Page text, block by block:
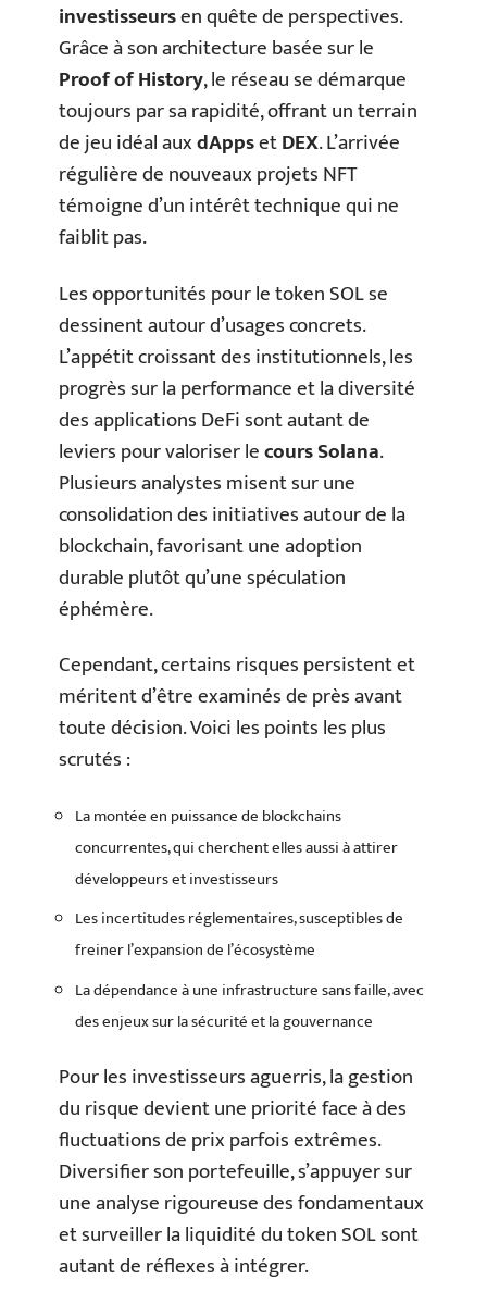
investisseursen quête de perspectives.
Grâce à son architecture basée sur le
Proof of History, le réseau se démarque
toujours par sa rapidité, offrant un terrain
de jeu idéal auxdAppsetDEX. L’arrivée
régulière de nouveaux projets NFT
témoigne d’un intérêt technique qui ne
faiblit pas.
Les opportunités pour le token SOL se
dessinent autour d’usages concrets.
L’appétit croissant des institutionnels, les
progrès sur la performance et la diversité
des applications DeFi sont autant de
leviers pour valoriser lecours Solana.
Plusieurs analystes misent sur une
consolidation des initiatives autour de la
blockchain, favorisant une adoption
durable plutôt qu’une spéculation
éphémère.
Cependant, certains risques persistent et
méritent d’être examinés de près avant
toute décision. Voici les points les plus
scrutés :
La montée en puissance de blockchains
concurrentes, qui cherchent elles aussi à attirer
développeurs et investisseurs
Les incertitudes réglementaires, susceptibles de
freiner l’expansion de l’écosystème
La dépendance à une infrastructure sans faille, avec
des enjeux sur la sécurité et la gouvernance
Pour les investisseurs aguerris, la gestion
du risque devient une priorité face à des
fluctuations de prix parfois extrêmes.
Diversifier son portefeuille, s’appuyer sur
une analyse rigoureuse des fondamentaux
et surveiller la liquidité du token SOL sont
autant de réflexes à intégrer.